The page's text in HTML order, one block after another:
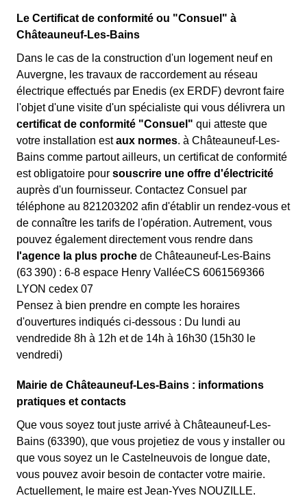
Le Certificat de conformité ou "Consuel" à
Châteauneuf-Les-Bains
Dans le cas de la construction d'un logement neuf en
Auvergne, les travaux de raccordement au réseau
électrique effectués par Enedis (ex ERDF) devront faire
l'objet d'une visite d'un spécialiste qui vous délivrera un
certificat de conformité "Consuel" qui atteste que
votre installation estaux normes. à Châteauneuf-Les-
Bains comme partout ailleurs, un certificat de conformité
est obligatoire pour souscrire une offre d'électricité
auprès d'un fournisseur. Contactez Consuel par
téléphone au 821203202 afin d'établir un rendez-vous et
de connaître les tarifs de l'opération. Autrement, vous
pouvez également directement vous rendre dans
l'agence la plus proche de Châteauneuf-Les-Bains
(63 390) : 6-8 espace Henry ValléeCS 6061569366
LYON cedex 07
Pensez à bien prendre en compte les horaires
d'ouvertures indiqués ci-dessous : Du lundi au
vendredide 8h à 12h et de 14h à 16h30 (15h30 le
vendredi)
Mairie de Châteauneuf-Les-Bains : informations
pratiques et contacts
Que vous soyez tout juste arrivé à Châteauneuf-Les-
Bains (63390), que vous projetiez de vous y installer ou
que vous soyez un le Castelneuvois de longue date,
vous pouvez avoir besoin de contacter votre mairie.
Actuellement, le maire est Jean-Yves NOUZILLE.